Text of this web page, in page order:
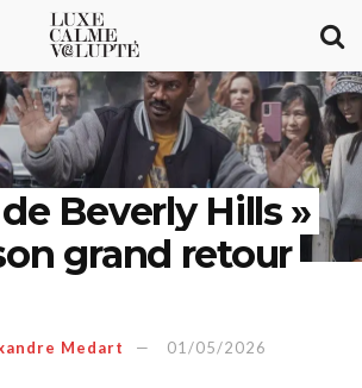
Beverly Hills »
grand retour
Medart
01/05/2026